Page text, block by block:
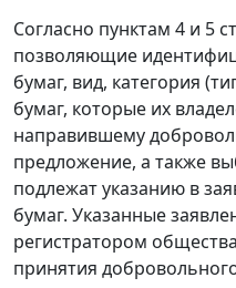
Согласно пунктам 4 и 5
позволяющие
бумаг, вид, категория
бумаг, которые их
направившему
предложение, а также
подлежат указанию в
бумаг. Указанные
регистратором
принятия